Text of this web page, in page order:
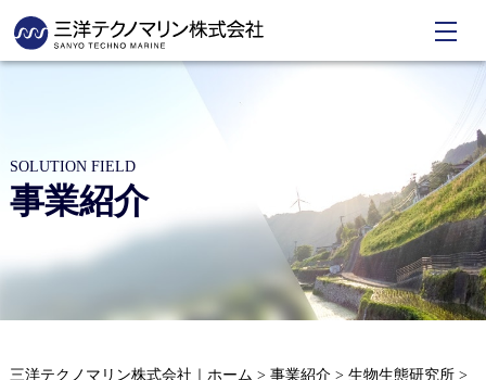
SOLUTION FIELD
事業紹介
三洋テクノマリン株式会社｜ホーム > 事業紹介 > 生物生態研究所 >